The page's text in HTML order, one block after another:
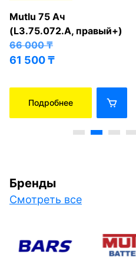
Mutlu 75 Ач
(L3.75.072.A, правый+)
66 000₸
61 500₸
Подробнее
Бренды
Смотреть все